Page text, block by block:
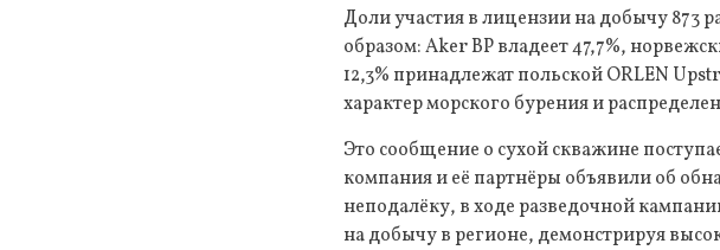
Доли участия в лицензии на добычу
образом: Aker BP владеет 47,7%,
12,3% принадлежат польской ORLEN
характер морского бурения и
Это сообщение о сухой скважине
компания и её партнёры объявили об
неподалёку, в ходе разведочной
на добычу в регионе, демонстрируя